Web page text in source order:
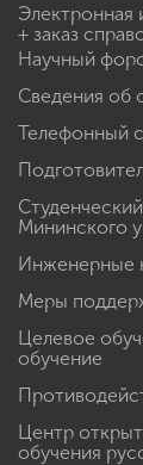
Электронная
+ заказ
Научный
Сведения об
Телефонный
Мининского
Инженерные
Меры
Целевое
обучение
Центр
обучения